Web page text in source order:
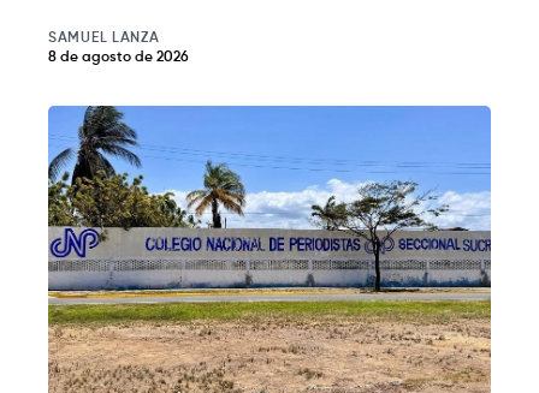
SAMUEL LANZA
8 de agosto de 2026